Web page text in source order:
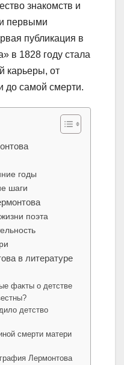
знакомств и
первыми
публикация в
в 1828 году стала
карьеры, от
до самой смерти.
годы
шаги
поэта
в литературе
факты о детстве
детство
смерти матери
Лермонтова